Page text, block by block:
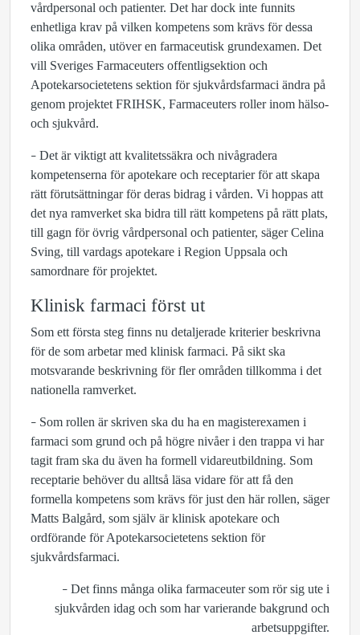
vårdpersonal och patienter. Det har dock inte funnits
enhetliga krav på vilken kompetens som krävs för dessa
olika områden, utöver en farmaceutisk grundexamen. Det
vill Sveriges Farmaceuters offentligsektion och
Apotekarsocietetens sektion för sjukvårdsfarmaci ändra på
genom projektet FRIHSK, Farmaceuters roller inom hälso-
och sjukvård.
– Det är viktigt att kvalitetssäkra och nivågradera
kompetenserna för apotekare och receptarier för att skapa
rätt förutsättningar för deras bidrag i vården. Vi hoppas att
det nya ramverket ska bidra till rätt kompetens på rätt plats,
till gagn för övrig vårdpersonal och patienter, säger Celina
Sving, till vardags apotekare i Region Uppsala och
samordnare för projektet.
Klinisk farmaci först ut
Som ett första steg finns nu detaljerade kriterier beskrivna
för de som arbetar med klinisk farmaci. På sikt ska
motsvarande beskrivning för fler områden tillkomma i det
nationella ramverket.
– Som rollen är skriven ska du ha en magisterexamen i
farmaci som grund och på högre nivåer i den trappa vi har
tagit fram ska du även ha formell vidareutbildning. Som
receptarie behöver du alltså läsa vidare för att få den
formella kompetens som krävs för just den här rollen, säger
Matts Balgård, som själv är klinisk apotekare och
ordförande för Apotekarsocietetens sektion för
sjukvårdsfarmaci.
– Det finns många olika farmaceuter som rör sig ute i
sjukvården idag och som har varierande bakgrund och
arbetsuppgifter.